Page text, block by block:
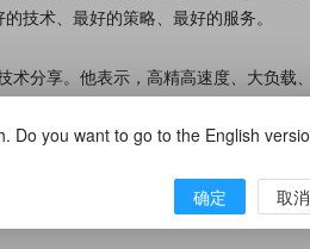
技术、最好的策略、最好的服务。
分享。他表示，高精高速度、大负载
限公司、成都环龙智能机器人有限公
Do you want to go to the English
确定 取消